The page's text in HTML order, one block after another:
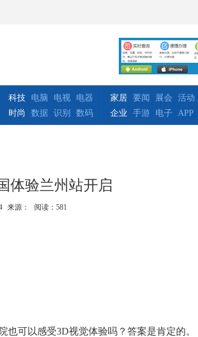
科技 电脑 电视
电器
时尚
数据 识别 数码
家居 要闻 展会
活动
企业
手游 电子 APP
体验兰州站开启
来源： 阅读：581
也可以感受3D视觉体验吗？答案是肯定的。